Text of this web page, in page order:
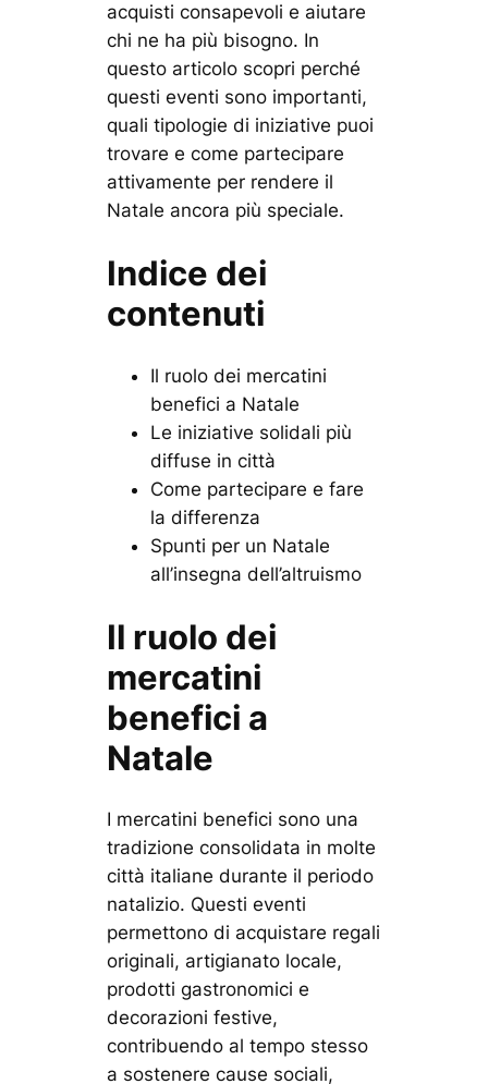
acquisti consapevoli e aiutare
chi ne ha più bisogno. In
questo articolo scopri perché
questi eventi sono importanti,
quali tipologie di iniziative puoi
trovare e come partecipare
attivamente per rendere il
Natale ancora più speciale.
Indice dei
contenuti
Il ruolo dei mercatini
benefici a Natale
Le iniziative solidali più
diffuse in città
Come partecipare e fare
la differenza
Spunti per un Natale
all’insegna dell’altruismo
Il ruolo dei
mercatini
benefici a
Natale
I mercatini benefici sono una
tradizione consolidata in molte
città italiane durante il periodo
natalizio. Questi eventi
permettono di acquistare regali
originali, artigianato locale,
prodotti gastronomici e
decorazioni festive,
contribuendo al tempo stesso
a sostenere cause sociali,